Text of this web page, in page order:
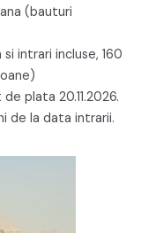
(bauturi
intrari incluse, 160
plata 20.11.2026.
de la data intrarii.